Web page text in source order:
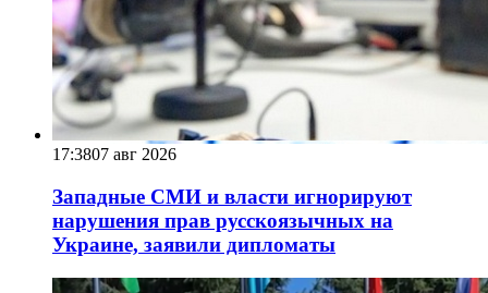
17:3807 авг 2026
Западные СМИ и власти игнорируют
нарушения прав русскоязычных на
Украине, заявили дипломаты